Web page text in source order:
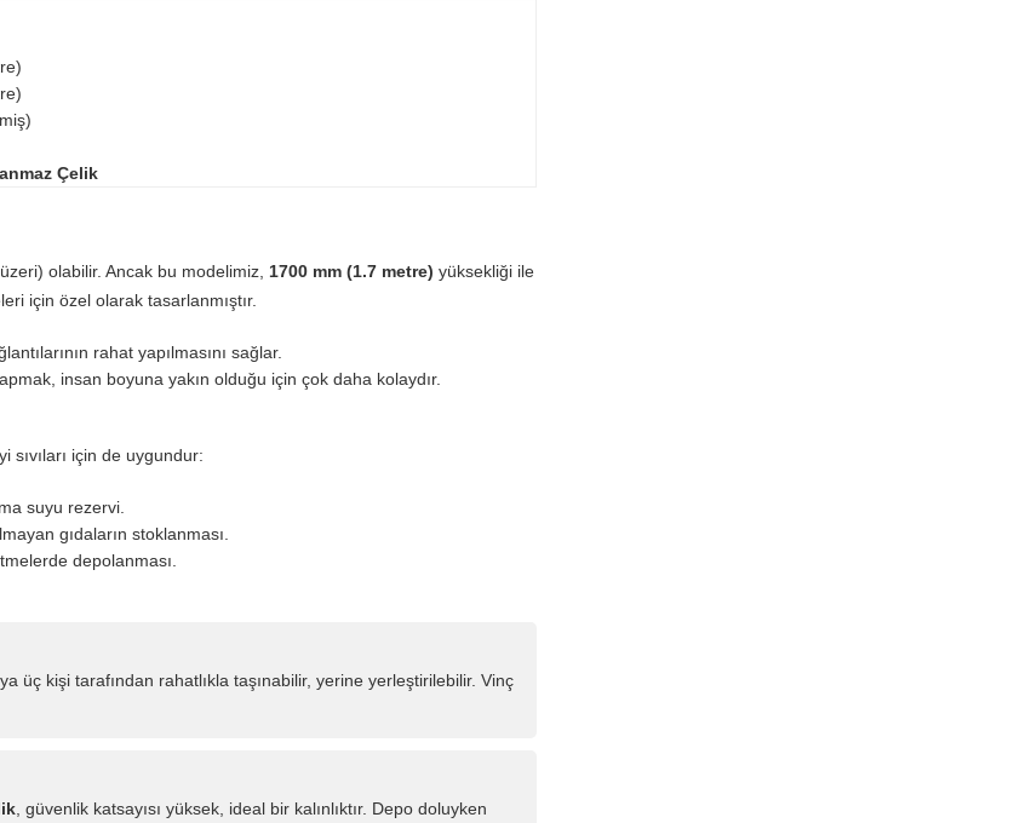
Çelik
olabilir. Ancak bu modelimiz, 1700 mm (1.7 metre) yüksekliği ile
için özel olarak tasarlanmıştır.
rahat yapılmasını sağlar.
insan boyuna yakın olduğu için çok daha kolaydır.
sıvıları için de uygundur:
suyu rezervi.
gıdaların stoklanması.
depolanması.
üç kişi tarafından rahatlıkla taşınabilir, yerine yerleştirilebilir. Vinç
, güvenlik katsayısı yüksek, ideal bir kalınlıktır. Depo doluyken